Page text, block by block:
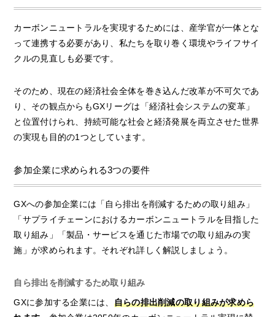
カーボンニュートラルを実現するためには、産学官が一体とな
って連携する必要があり、私たちを取り巻く環境やライフサイ
クルの見直しも必要です。
そのため、現在の経済社会全体を巻き込んだ改革が不可欠であ
り、その観点からもGXリーグは「経済社会システムの変革」
と位置付けられ、持続可能な社会と経済発展を両立させた世界
の実現も目的の1つとしています。
参加企業に求められる3つの要件
GXへの参加企業には「自ら排出を削減するための取り組み」
「サプライチェーンにおけるカーボンニュートラルを目指した
取り組み」「製品・サービスを通じた市場での取り組みの実
施」が求められます。それぞれ詳しく解説しましょう。
自ら排出を削減するため取り組み
GXに参加する企業には、 自らの排出削減の取り組みが求めら